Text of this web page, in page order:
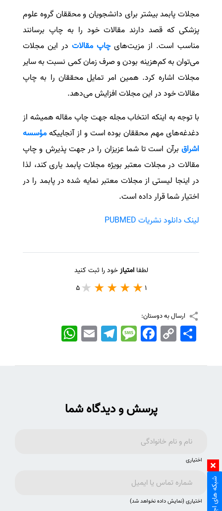
مجلات پابمد بیشتر برای دانشجویان و محققان گروه علوم
پزشکی که قصد دارند مقالات خود را به چاپ برسانند
مناسب است. از مزیت‌هایچاپ مقالات در این مجلات
می‌توان به کم‌هزینه بودن و صرف زمان کمی نسبت به سایر
مجلات اشاره کرد. همین امر تمایل محققان را به چاپ
مقالات خود در این مجلات افزایش می‌دهد.
با توجه به اینکه انتخاب مجله جهت چاپ مقاله همیشه از
دغدغه‌های مهم محققان بوده است و از آنجاییکهمؤسسه
اشراق برآن است تا شما عزیزان را در جهت پذیرش و چاپ
مقالات در مجلات معتبر بویژه مجلات پابمد یاری کند، لذا
در اینجا لیستی از مجلات معتبر نمایه شده در پابمد را در
اختیار شما قرار داده است.
لینک دانلود نشریاتPUBMED
لطفاامتیازخود را ثبت کنید
1
5
ارسال به دوستان:
WhatsApp EmailTelegramMessageFacebook Copy
Link
اشتراک
پرسش و دیدگاه شما
اختیاری
اختیاری (نمایش داده نخواهد شد)